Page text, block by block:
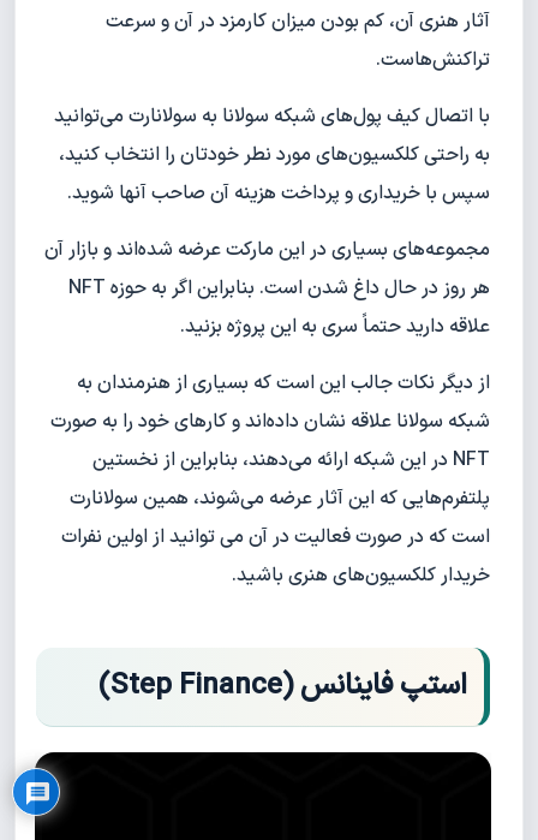
آثار هنری آن، کم بودن میزان کارمزد در آن و سرعت
تراکنش‌هاست.
با اتصال کیف پول‌های شبکه سولانا به سولانارت می‌توانید
به راحتی کلکسیون‌های مورد نطر خودتان را انتخاب کنید،
سپس با خریداری و پرداخت هزینه آن صاحب آنها شوید.
مجموعه‌های بسیاری در این مارکت عرضه شده‌اند و بازار آن
هر روز در حال داغ شدن است. بنابراین اگر به حوزه NFT
علاقه دارید حتماً سری به این پروژه بزنید.
از دیگر نکات جالب این است که بسیاری از هنرمندان به
شبکه سولانا علاقه نشان داده‌اند و کارهای خود را به صورت
NFT در این شبکه ارائه می‌دهند، بنابراین از نخستین
پلتفرم‌هایی که این آثار عرضه می‌شوند، همین سولانارت
است که در صورت فعالیت در آن می توانید از اولین نفرات
خریدار کلکسیون‌های هنری باشید.
استپ فاینانس (Step Finance)
Privacy Policy